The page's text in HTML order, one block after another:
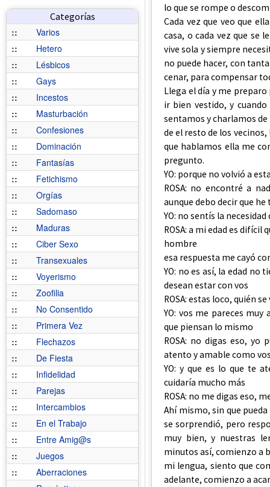
Categorías
::
Varios
::
Hetero
::
Lésbicos
::
Gays
::
Incestos
::
Masturbación
::
Confesiones
::
Dominación
::
Fantasías
::
Fetichismo
::
Orgías
::
Sadomaso
::
Maduras
::
Ciber Sexo
::
Transexuales
::
Voyerismo
::
Zoofilia
::
No Consentido
::
Primera Vez
::
Flechazos
::
De Fiesta
::
Infidelidad
::
Parejas
::
Intercambios
::
En el Trabajo
::
Entre Amig@s
::
Juegos
::
Aberraciones
lo que se rompe o
Cada vez que veo que
casa, o cada vez que se
vive sola y siempre
no puede hacer, con
cenar, para compensar
Llega el día y me
ir bien vestido, y
sentamos y charlamos
de el resto de los
que hablamos ella me
pregunto.
YO: porque no volvió a
ROSA: no encontré a
aunque debo decir que
YO: no sentís la
ROSA: a mi edad es
hombre
esa respuesta me cayó
YO: no es así, la edad no
desean estar con vos
ROSA: estas loco, quién
YO: vos me pareces
que piensan lo mismo
ROSA: no digas eso,
atento y amable como
YO: y que es lo que te
cuidaría mucho más
ROSA: no me digas eso,
Ahí mismo, sin que
se sorprendió, pero
muy bien, y nuestras
minutos así, comienzo a
mi lengua, siento que
adelante, comienzo a